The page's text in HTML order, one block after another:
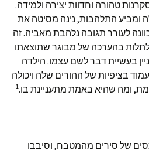
טהורה וחדוות יצירה ולמידה.
התלהבות, נינה מסיטה את
לעורר תגובה נלהבת מאביה. זה
לתלות בהערכה של מבוגר שתוצאתו
בעשיית דבר לשם עצמו. הילדה
בציפיות של ההורים שלה ויכולה
ומה שהיא באמת מתעניינת בו.1
של סירים מהמטבח, וסיבבו